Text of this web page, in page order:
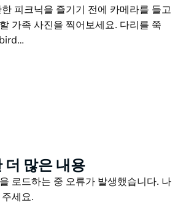
피크닉을 즐기기 전에 카메라를 들고
가족 사진을 찍어보세요. 다리를 쭉
립공원(Blue Mountains National
위한 놀이터 등 모두를 위한 무엇인가가
의 인상적인 전망을 바라보
마를 바라보면서 하늘을 쳐다보면서
이 도는 송골매가 있습니다. 땅에 가
더 많은 내용
로드하는 중 오류가 발생했습니다. 나
세요.